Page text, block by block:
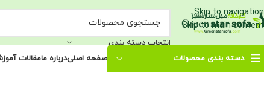
Skip to navigation
Skip to main content
انتخاب دسته بندی
دسته بندی محصولات
صفحه اصلیدرباره مامقالات